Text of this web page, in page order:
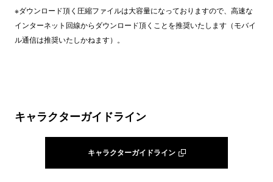
※ダウンロード頂く圧縮ファイルは大容量になっておりますので、高速な
インターネット回線からダウンロード頂くことを推奨いたします（モバイ
ル通信は推奨いたしかねます）。
キャラクターガイドライン
キャラクターガイドライン